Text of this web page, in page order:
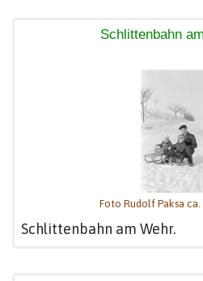
Schlittenbahn
Foto Rudolf Paksa ca.
Schlittenbahn am Wehr.